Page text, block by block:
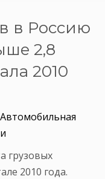
в Россию
2,8
2010
Автомобильная
грузовых
2010 года.